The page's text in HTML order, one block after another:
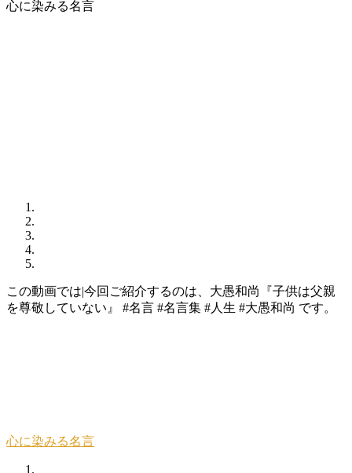
心に染みる名言
この動画では|今回ご紹介するのは、大愚和尚『子供は父親
を尊敬していない』 #名言 #名言集 #人生 #大愚和尚 です。
心に染みる名言